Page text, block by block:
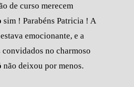
de curso merecem
sim ! Parabéns Patricia ! A
estava emocionante, e a
convidados no charmoso
não deixou por menos.